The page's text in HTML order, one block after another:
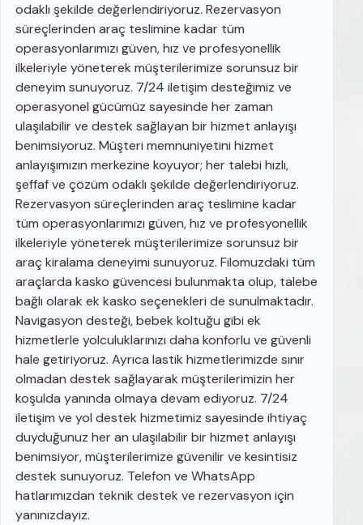
odaklı şekilde değerlendiriyoruz. Rezervasyon
süreçlerinden araç teslimine kadar tüm
operasyonlarımızı güven, hız ve profesyonellik
ilkeleriyle yöneterek müşterilerimize sorunsuz bir
deneyim sunuyoruz. 7/24 iletişim desteğimiz ve
operasyonel gücümüz sayesinde her zaman
ulaşılabilir ve destek sağlayan bir hizmet anlayışı
benimsiyoruz. Müşteri memnuniyetini hizmet
anlayışımızın merkezine koyuyor; her talebi hızlı,
şeffaf ve çözüm odaklı şekilde değerlendiriyoruz.
Rezervasyon süreçlerinden araç teslimine kadar
tüm operasyonlarımızı güven, hız ve profesyonellik
ilkeleriyle yöneterek müşterilerimize sorunsuz bir
araç kiralama deneyimi sunuyoruz. Filomuzdaki tüm
araçlarda kasko güvencesi bulunmakta olup, talebe
bağlı olarak ek kasko seçenekleri de sunulmaktadır.
Navigasyon desteği, bebek koltuğu gibi ek
hizmetlerle yolculuklarınızı daha konforlu ve güvenli
hale getiriyoruz. Ayrıca lastik hizmetlerimizde sınır
olmadan destek sağlayarak müşterilerimizin her
koşulda yanında olmaya devam ediyoruz. 7/24
iletişim ve yol destek hizmetimiz sayesinde ihtiyaç
duyduğunuz her an ulaşılabilir bir hizmet anlayışı
benimsiyor, müşterilerimize güvenilir ve kesintisiz
destek sunuyoruz. Telefon ve WhatsApp
hatlarımızdan teknik destek ve rezervasyon için
yanınızdayız.